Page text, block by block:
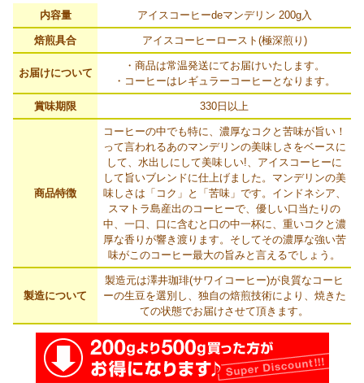
内容量 アイスコーヒーdeマンデリン 200g入
焙煎具合 アイスコーヒーロースト(極深煎り)
お届けについて
・商品は常温発送にてお届けいたします。
・コーヒーはレギュラーコーヒーとなります。
賞味期限 330日以上
商品特徴
コーヒーの中でも特に、濃厚なコクと苦味が旨い！
って言われるあのマンデリンの美味しさをベースに
して、水出しにして美味しい!、アイスコーヒーに
して旨いブレンドに仕上げました。マンデリンの美
味しさは「コク」と「苦味」です。インドネシア、
スマトラ島産出のコーヒーで、優しい口当たりの
中、一口、口に含むと口の中一杯に、重いコクと濃
厚な香りが響き渡ります。そしてその濃厚な強い苦
味がこのコーヒー最大の旨みと言えるでしょう。
製造について
製造元は澤井珈琲(サワイコーヒー)が良質なコーヒ
ーの生豆を選別し、独自の焙煎技術により、焼きた
ての状態でお届けさせて頂きます。